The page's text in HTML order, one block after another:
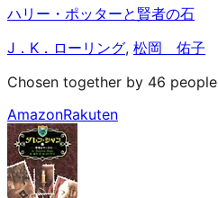
ハリー・ポッターと賢者の石
J．K．ローリング, 松岡 佑子
Chosen together by 46 people
AmazonRakuten